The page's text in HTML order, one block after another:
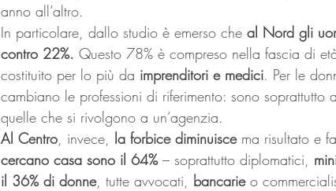
anno all’altro.
In particolare, dallo studio è emerso che al Nord gli
contro 22%. Questo 78% è compreso nella fascia di
costituito per lo più da imprenditori e medici. Per le
cambiano le professioni di riferimento: sono soprattutto
quelle che si rivolgono a un’agenzia.
Al Centro , invece, la forbice diminuisce ma risultato e
cercano casa sono il 64% – soprattutto diplomatici,
il 36% di donne, tutte avvocati, bancarie o